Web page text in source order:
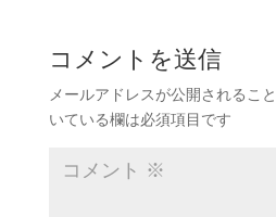
コメントを送信
メールアドレスが公開されるこ
いている欄は必須項目です